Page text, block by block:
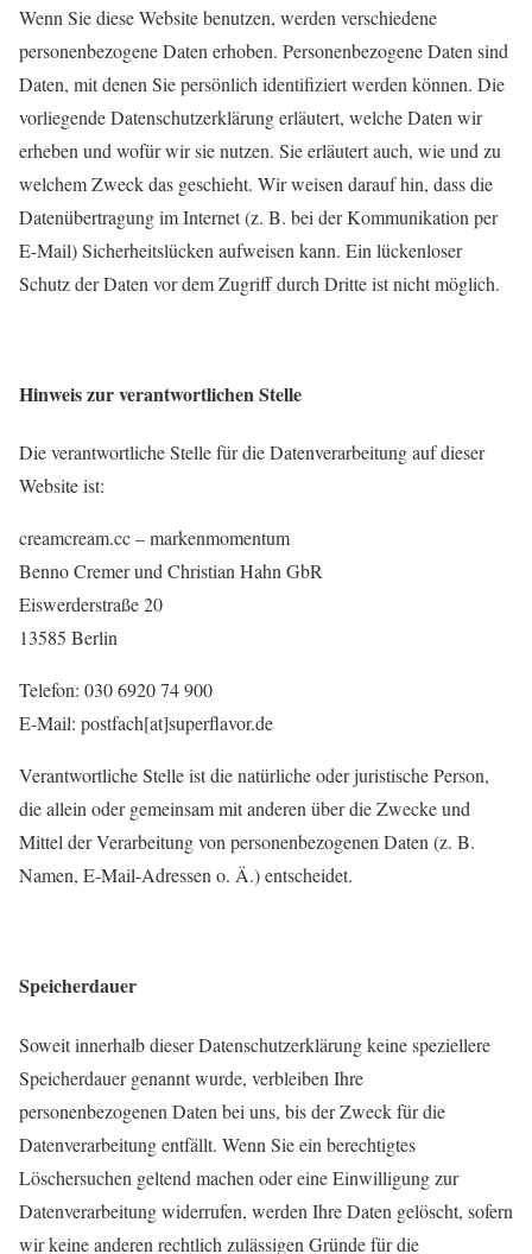
Wenn Sie diese Website benutzen, werden verschiedene
personenbezogene Daten erhoben. Personenbezogene Daten sind
Daten, mit denen Sie persönlich identifiziert werden können. Die
vorliegende Datenschutzerklärung erläutert, welche Daten wir
erheben und wofür wir sie nutzen. Sie erläutert auch, wie und zu
welchem Zweck das geschieht. Wir weisen darauf hin, dass die
Datenübertragung im Internet (z. B. bei der Kommunikation per
E-Mail) Sicherheitslücken aufweisen kann. Ein lückenloser
Schutz der Daten vor dem Zugriff durch Dritte ist nicht möglich.
Hinweis zur verantwortlichen Stelle
Die verantwortliche Stelle für die Datenverarbeitung auf dieser
Website ist:
creamcream.cc – markenmomentum
Benno Cremer und Christian Hahn GbR
Eiswerderstraße 20
13585 Berlin
Telefon: 030 6920 74 900
E-Mail: postfach[at]superflavor.de
Verantwortliche Stelle ist die natürliche oder juristische Person,
die allein oder gemeinsam mit anderen über die Zwecke und
Mittel der Verarbeitung von personenbezogenen Daten (z. B.
Namen, E-Mail-Adressen o. Ä.) entscheidet.
Speicherdauer
Soweit innerhalb dieser Datenschutzerklärung keine speziellere
Speicherdauer genannt wurde, verbleiben Ihre
personenbezogenen Daten bei uns, bis der Zweck für die
Datenverarbeitung entfällt. Wenn Sie ein berechtigtes
Löschersuchen geltend machen oder eine Einwilligung zur
Datenverarbeitung widerrufen, werden Ihre Daten gelöscht, sofern
wir keine anderen rechtlich zulässigen Gründe für die